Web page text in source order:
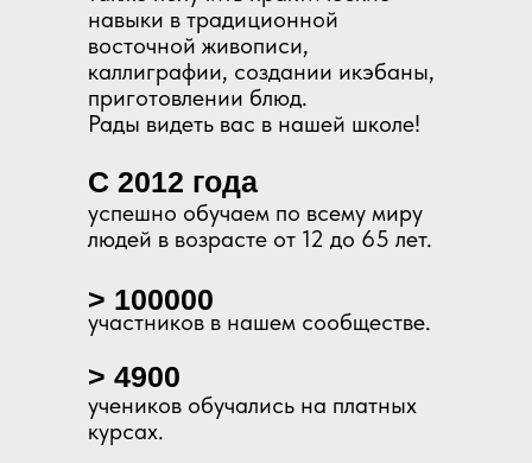
навыки в традиционной
восточной живописи,
каллиграфии, создании икэбаны,
приготовлении блюд.
Рады видеть вас в нашей школе!
С 2012 года
успешно обучаем по всему миру
людей в возрасте от 12 до 65 лет.
> 100000
> 4900
участников в нашем сообществе.
учеников обучались на платных
курсах.